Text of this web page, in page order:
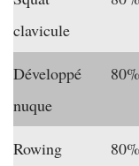
clavicule
Développé
nuque
Rowing